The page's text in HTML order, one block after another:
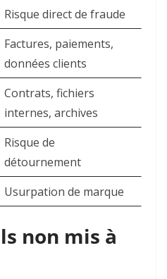
Risque direct de fraude
Factures, paiements,
données clients
Contrats, fichiers
internes, archives
Risque de
détournement
Usurpation de marque
non mis à